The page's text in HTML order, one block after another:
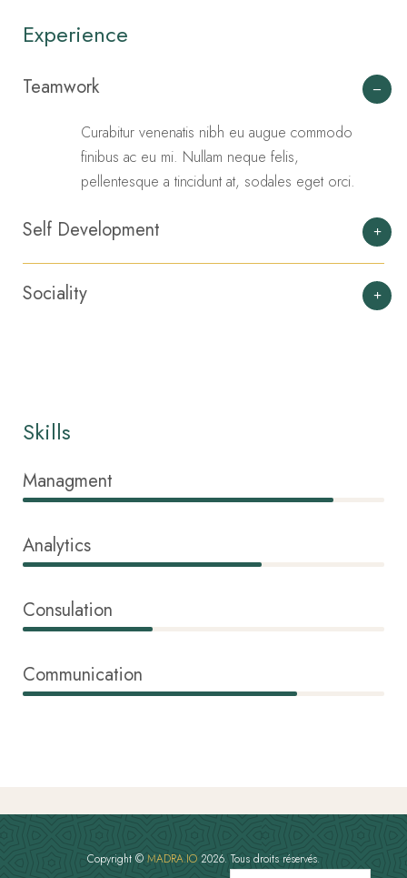
Experience
Teamwork
Curabitur venenatis nibh eu augue commodo
finibus ac eu mi. Nullam neque felis,
pellentesque a tincidunt at, sodales eget orci.
Self Development
Sociality
Skills
Managment
Analytics
Consulation
Communication
Copyright © MADRA.IO 2026. Tous droits réservés.